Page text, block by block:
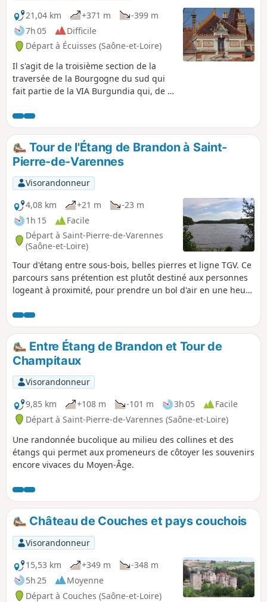
21,04 km
+371 m
-399 m
7h 05
Difficile
Départ à Écuisses (Saône-et-Loire)
Il s'agit de la troisième section de la
traversée de la Bourgogne du sud qui
fait partie de la VIA Burgundia qui, de la
Montereau-Fault-Yonne, pernet de
rejoindre Macon en traversant toute la
Bourgogne. C'est aussi le chemin de la
Bourgogne Eternelle où l'histoire se
mêle au patrimoine pour nous révéler
sa belle nature.
Tour de l'Étang de Brandon à Saint-
Pierre-de-Varennes
Visorandonneur
4,08 km
+21 m
-23 m
1h 15
Facile
Départ à Saint-Pierre-de-Varennes
(Saône-et-Loire)
Tour d'étang entre sous-bois, belles pierres et ligne TGV. Ce
parcours sans prétention est plutôt destiné aux personnes
logeant à proximité, pour prendre un bol d'air en une heure
aucun en dehors de la belle saison.
Entre Étang de Brandon et Tour de
Champitaux
Visorandonneur
9,85 km
+108 m -101 m 3h 05
Facile
Départ à Saint-Pierre-de-Varennes (Saône-et-Loire)
Une randonnée bucolique au milieu des collines et des
étangs qui permet aux promeneurs de côtoyer les souvenirs
encore vivaces du Moyen-Âge.
Château de Couches et pays couchois
Visorandonneur
15,53 km
+349 m
-348 m
5h 25
Moyenne
Départ à Couches (Saône-et-Loire)